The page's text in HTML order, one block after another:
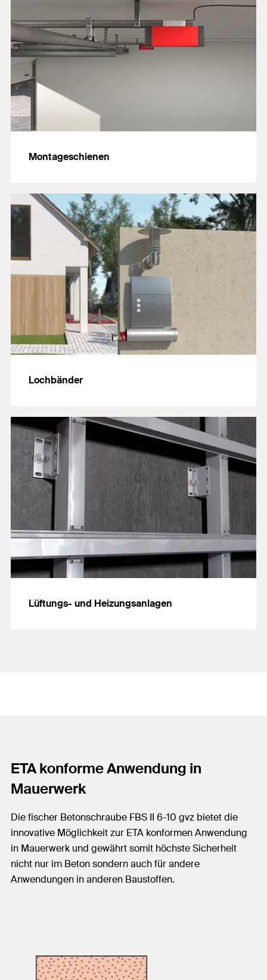
Montageschienen
Lochbänder
Lüftungs- und Heizungsanlagen
ETA konforme Anwendung in
Mauerwerk
Die fischer Betonschraube FBS II 6-10 gvz bietet die
innovative Möglichkeit zur ETA konformen Anwendung
in Mauerwerk und gewährt somit höchste Sicherheit
nicht nur im Beton sondern auch für andere
Anwendungen in anderen Baustoffen.